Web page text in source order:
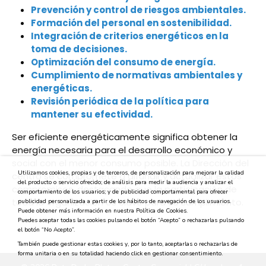
Prevención y control de riesgos ambientales.
Formación del personal en sostenibilidad.
Integración de criterios energéticos en la
toma de decisiones.
Optimización del consumo de energía.
Cumplimiento de normativas ambientales y
energéticas.
Revisión periódica de la política para
mantener su efectividad.
Ser eficiente energéticamente significa obtener la
energía necesaria para el desarrollo económico y
centro se compromete a difundir y actualizar estos
compromisos, destacando que la participación de
toda la organización es clave para su cumplimiento.
Utilizamos cookies, propias y de terceros, de personalización para mejorar la calidad
del producto o servicio ofrecido; de análisis para medir la audiencia y analizar el
comportamiento de los usuarios; y de publicidad comportamental para ofrecer
publicidad personalizada a partir de los hábitos de navegación de los usuarios.
Puede obtener más información en nuestra Política de Cookies.
Puedes aceptar todas las cookies pulsando el botón “Acepto” o rechazarlas pulsando
el botón “No Acepto”.
También puede gestionar estas cookies y, por lo tanto, aceptarlas o rechazarlas de
forma unitaria o en su totalidad haciendo click en gestionar consentimiento.